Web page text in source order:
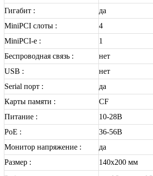
Гигабит :
да
MiniPCI слоты :
4
MiniPCI-e :
1
Беспроводная связь :
нет
USB :
нет
Serial порт :
да
Карты памяти :
CF
Питание :
10-28В
PoE :
36-56В
Монитор напряжение :
да
Размер :
140x200 мм